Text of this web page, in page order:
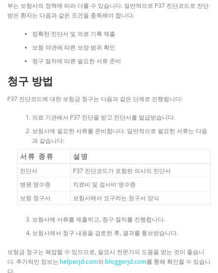
부는 보험사의 정책에 따라 다를 수 있습니다. 일반적으로 P37 진단코드로 진단
받은 환자는 다음과 같은 조건을 충족해야 합니다:
정확한 진단서 및 의료 기록 제출
보험 약관에 따른 보장 범위 확인
청구 절차에 따른 필요한 서류 준비
청구 방법
P37 진단코드에 대한 보험금 청구는 다음과 같은 단계로 진행됩니다:
의료 기관에서 P37 진단을 받고 진단서를 발급받습니다.
보험사에 필요한 서류를 준비합니다. 일반적으로 필요한 서류는 다음
과 같습니다:
서류 종류 설명
진단서
P37 진단코드가 포함된 의사의 진단서
병원 영수증
치료비 및 검사비 영수증
보험 청구서
보험사에서 요구하는 청구서 양식
보험사에 서류를 제출하고, 청구 절차를 진행합니다.
보험사에서 청구 내용을 검토한 후, 결과를 통보받습니다.
보험금 청구는 복잡할 수 있으므로, 필요시 전문가의 도움을 받는 것이 좋습니
다. 추가적인 정보는 helperjd.com와bloggerjd.com를 통해 확인할 수 있습니
다.